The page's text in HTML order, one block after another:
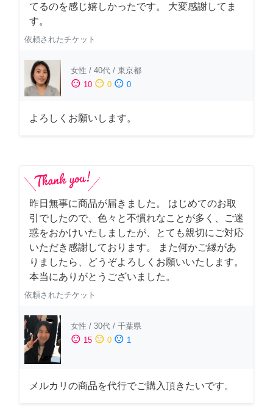
てるのを感じ嬉しかったです。 大変感謝してま
す。
依頼されたチケット
女性 / 40代 / 東京都
sentiment_satisfied 10 sentiment_neutral 0 sentiment_dissatisfied 0
よろしくお願いします。
昨日無事に商品が届きました。 はじめてのお取
引でしたので、色々と不慣れなことが多く、ご迷
惑をおかけいたしましたが、とても親切にご対応
いただき感謝しております。 また何かご縁があ
りましたら、どうぞよろしくお願いいたします。
本当にありがとうございました。
依頼されたチケット
女性 / 30代 / 千葉県
sentiment_satisfied 15 sentiment_neutral 0 sentiment_dissatisfied 1
メルカリの商品を代行でご購入頂きたいです。